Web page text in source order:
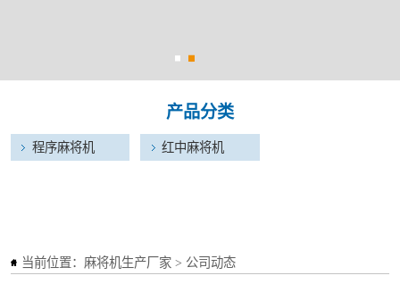
当前位置： 麻将机生产厂家 > 公司动态
产品分类
程序麻将机 红中麻将机